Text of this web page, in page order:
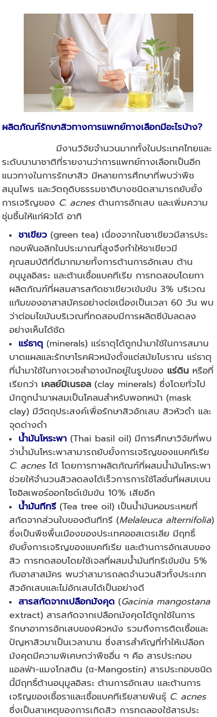
ผลิตภัณฑ์รักษาสิวทางการแพทย์ทางเลือกมีอะไรบ้าง?
มีงานวิจัยจำนวนมากทั้งในประเทศไทยและ
ระดับนานาชาติที่รายงานว่าการแพทย์ทางเลือกเป็นอีก
แนวทางในการรักษาสิว มีหลายการศึกษาที่พบว่าพืช
สมุนไพร และวัตถุดิบธรรมชาติบางชนิดสามารถยับยั้ง
การเจริญของ C. acnesต้านการอักเสบ และเพิ่มความ
ชุ่มชื้นให้แก่ผิวได้ อาทิ
ชาเขียว(green tea) เนื่องจากในชาเขียวมีสารประ
กอบฟีนอลิกในประมาณที่สูงจึงทำให้ชาเขียวมี
คุณสมบัติที่ดีมากมายทั้งการต้านการอักเสบ ต้าน
อนุมูลอิสระ และต้านเชื้อแบคทีเรีย การทดสอบโดยทา
ผลิตภัณฑ์ที่ผสมสารสกัดชาเขียวเข้มข้น 3% บริเวณ
แก้มของอาสาสมัครอย่างต่อเนื่องเป็นเวลา 60 วัน พบ
ว่าต่อมไขมันบริเวณที่ทดสอบมีการผลิตซีบัมลดลง
อย่างเห็นได้ชัด
แร่ธาตุ(minerals) แร่ธาตุได้ถูกนำมาใช้ในการสมาน
บาดแผลและรักษาโรคผิวหนังตั้งแต่สมัยโบราณ แร่ธาตุ
ที่นำมาใช้ในทางเวชสำอางมักอยู่ในรูปของ แร่ดิน หรือที่
เรียกว่า เคลย์มิเนรอล (clay minerals) ซึ่งโดยทั่วไป
มักถูกนำมาผสมเป็นโคลนสำหรับพอกหน้า (mask
clay) มีวัตถุประสงค์เพื่อรักษาสิวอักเสบ สิวหัวดำ และ
จุดด่างดำ
น้ำมันโหระพา(Thai basil oil) มีการศึกษาวิจัยที่พบ
ว่าน้ำมันโหระพาสามารถยับยั้งการเจริญของแบคทีเรีย
C. acnesได้ โดยการทาผลิตภัณฑ์ที่ผสมน้ำมันโหระพา
ช่วยให้จำนวนสิวลดลงได้เร็วการการใช้โลชั่นที่ผสมเบน
โซอิลเพอร์ออกไซด์เข้มข้น 10% เสียอีก
น้ำมันทีทรี(Tea tree oil) เป็นน้ำมันหอมระเหยที่
สกัดจากส่วนใบของต้นทีทรี (Melaleuca alternifolia)
ซึ่งเป็นพืชพื้นเมืองของประเทศออสเตรเลีย มีฤทธิ์
ยับยั้งการเจริญของแบคทีเรีย และต้านการอักเสบของ
สิว การทดสอบโดยใช้เจลที่ผสมน้ำมันทีทรีเข้มข้น 5%
กับอาสาสมัคร พบว่าสามารถลดจำนวนสิวทั้งประเภท
สิวอักเสบและไม่อักเสบได้เป็นอย่างดี
สารสกัดจากเปลือกมังคุด(Gacinia mangostana
extract) สารสกัดจากเปลือกมังคุดได้ถูกใช้ในการ
รักษาอาการอักเสบของผิวหนัง รวมถึงการติดเชื้อและ
ปัญหาสิวมาเป็นเวลานาน ซึ่งสารสำคัญที่ทำให้เปลือก
มังคุดมีความพิเศษกว่าพืชอื่น ๆ คือ สารประกอบ
แอลฟ่า-แมงโกสติน (α-Mangostin) สารประกอบชนิด
นี้มีฤทธิ์ต้านอนุมูลอิสระ ต้านการอักเสบ และต้านการ
เจริญของเชื้อราและเชื้อแบคทีเรียสายพันธุ์ C. acnes
ซึ่งเป็นสาเหตุของการเกิดสิว การทดลองใช้สารประ